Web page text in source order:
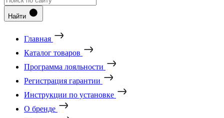
Найти
Главная
Каталог товаров
Программа лояльности
Регистрация гарантии
Инструкции по установке
О бренде